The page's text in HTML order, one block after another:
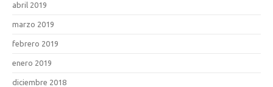
abril 2019
marzo 2019
febrero 2019
enero 2019
diciembre 2018